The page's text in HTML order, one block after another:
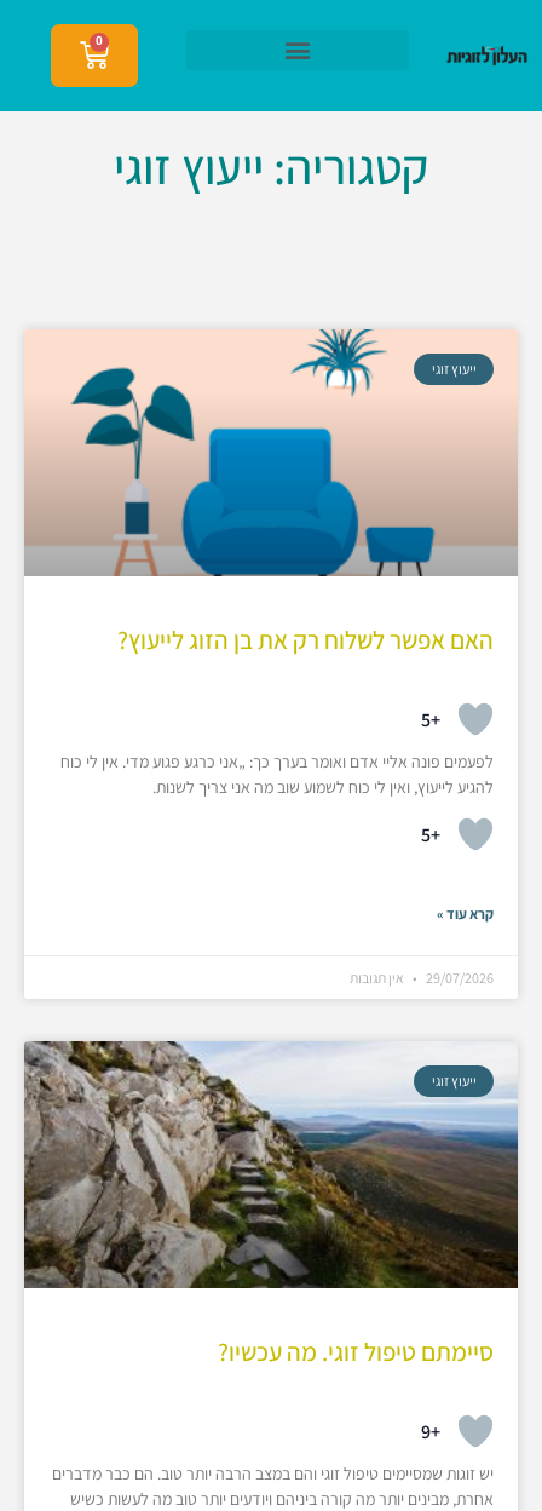
0
קטגוריה: ייעוץ זוגי
ייעוץ זוגי
האם אפשר לשלוח רק את בן הזוג לייעוץ?
+5
לפעמים פונה אליי אדם ואומר בערך כך: „אני כרגע פגוע מדי. אין לי כוח
להגיע לייעוץ, ואין לי כוח לשמוע שוב מה אני צריך לשנות.
+5
קרא עוד »
29/07/2026 אין תגובות
ייעוץ זוגי
סיימתם טיפול זוגי. מה עכשיו?
+9
יש זוגות שמסיימים טיפול זוגי והם במצב הרבה יותר טוב. הם כבר מדברים
אחרת, מבינים יותר מה קורה ביניהם ויודעים יותר טוב מה לעשות כשיש